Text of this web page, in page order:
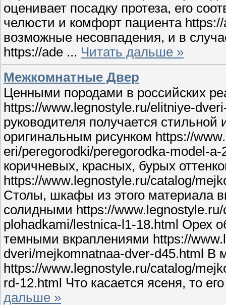
оценивает посадку протеза, его
челюсти и комфорт пациента
возможные несовпадения, и в
https://ade ... Читать дальше »
Межкомнатные Двер
Ценными породами в российских
https://www.legnostyle.ru/elitniye-
руководителя получается стильной
оригинальным рисунком https://
eri/peregorodki/peregorodka-model-
коричневых, красных, бурых
https://www.legnostyle.ru/catalog/
Столы, шкафы из этого материала
солидными https://
plohadkami/lestnica-l1-18.html Орех
темными вкраплениями https://
dveri/mejkomnatnaa-dver-d45.html В
https://www.legnostyle.ru/catalog/
rd-12.html Что касается ясеня, то
дальше »